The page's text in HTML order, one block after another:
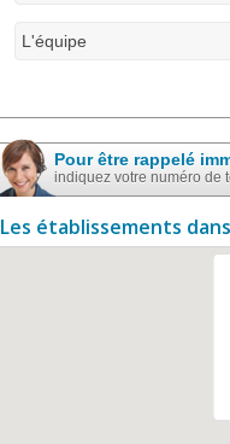
L'équipe
Pour être rappelé
indiquez votre numéro de
Les établissements